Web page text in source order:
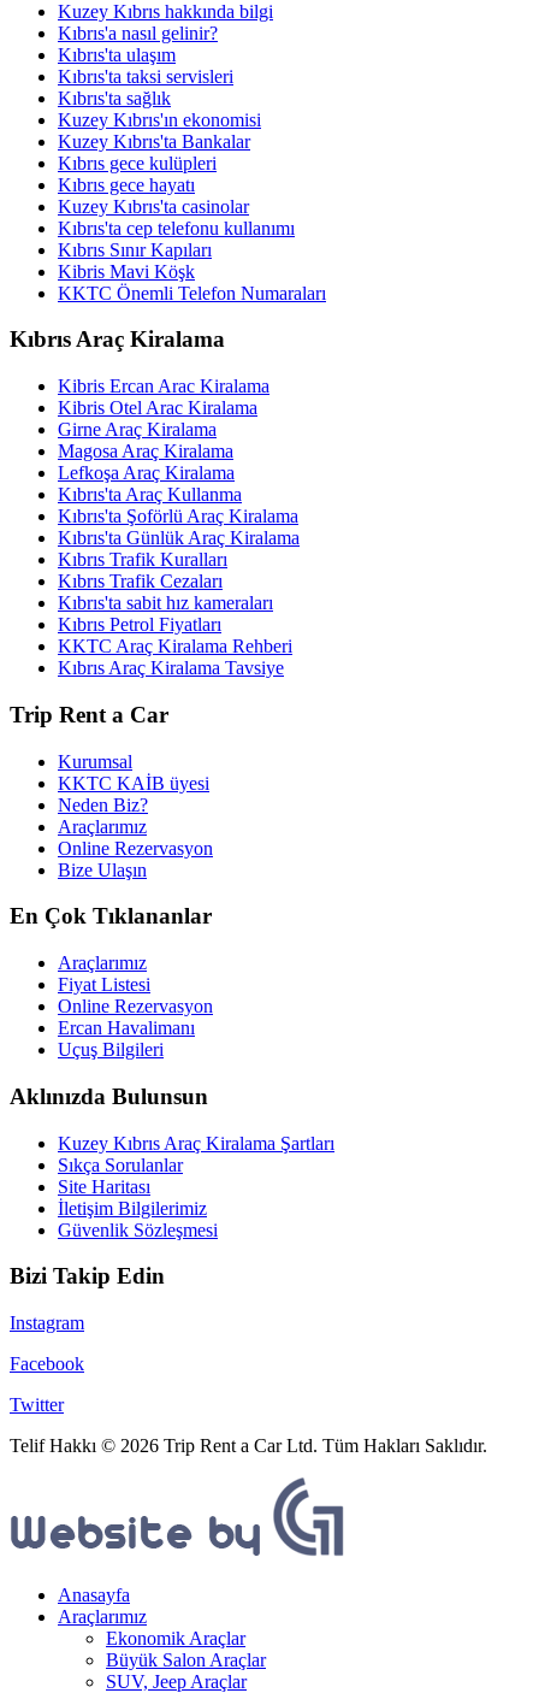
Kuzey Kıbrıs hakkında bilgi
Kıbrıs'a nasıl gelinir?
Kıbrıs'ta ulaşım
Kıbrıs'ta taksi servisleri
Kıbrıs'ta sağlık
Kuzey Kıbrıs'ın ekonomisi
Kuzey Kıbrıs'ta Bankalar
Kıbrıs gece kulüpleri
Kıbrıs gece hayatı
Kuzey Kıbrıs'ta casinolar
Kıbrıs'ta cep telefonu kullanımı
Kıbrıs Sınır Kapıları
Kibris Mavi Köşk
KKTC Önemli Telefon Numaraları
Kıbrıs Araç Kiralama
Kibris Ercan Arac Kiralama
Kibris Otel Arac Kiralama
Girne Araç Kiralama
Magosa Araç Kiralama
Lefkoşa Araç Kiralama
Kıbrıs'ta Araç Kullanma
Kıbrıs'ta Şoförlü Araç Kiralama
Kıbrıs'ta Günlük Araç Kiralama
Kıbrıs Trafik Kuralları
Kıbrıs Trafik Cezaları
Kıbrıs'ta sabit hız kameraları
Kıbrıs Petrol Fiyatları
KKTC Araç Kiralama Rehberi
Kıbrıs Araç Kiralama Tavsiye
Trip Rent a Car
Kurumsal
KKTC KAİB üyesi
Neden Biz?
Araçlarımız
Online Rezervasyon
Bize Ulaşın
En Çok Tıklananlar
Araçlarımız
Fiyat Listesi
Online Rezervasyon
Ercan Havalimanı
Uçuş Bilgileri
Aklınızda Bulunsun
Kuzey Kıbrıs Araç Kiralama Şartları
Sıkça Sorulanlar
Site Haritası
İletişim Bilgilerimiz
Güvenlik Sözleşmesi
Bizi Takip Edin
Instagram
Facebook
Twitter
Telif Hakkı © 2026 Trip Rent a Car Ltd. Tüm Hakları Saklıdır.
Anasayfa
Araçlarımız
Ekonomik Araçlar
Büyük Salon Araçlar
SUV, Jeep Araçlar